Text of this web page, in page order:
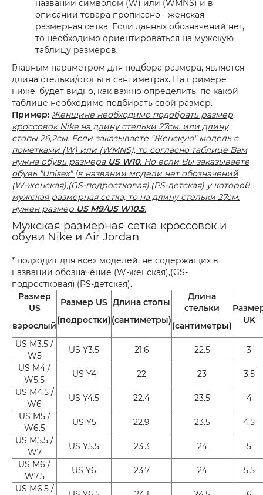
названии символом (W) или (WMNS) и в
описании товара прописано - женская
размерная сетка. Если данных обозначений нет,
то необходимо ориентироваться на мужскую
таблицу размеров.
Главным параметром для подбора размера, является
длина стельки/стопы в сантиметрах. На примере
ниже, будет видно, как важно определить, по какой
таблице необходимо подбирать свой размер.
Пример: Женщине необходимо подобрать размер
кроссовок Nike на длину стельки 27см. или длину
стопы 26,2см. Если заказываете "Женскую" модель с
пометками (W) или (WMNS), то согласно таблице Вам
нужна обувь размера US W10. Но если Вы заказываете
обувь "Unisex" (в названии модели нет обозначений
(W-женская),(GS-подростковая),(PS-детская) у которой
мужская размерная сетка, то на длину стельки 27см.
нужен размер US M9/US W10.5.
Мужская размерная сетка кроссовок и
обуви Nike и Air Jordan
* подходит для всех моделей, не содержащих в
названии обозначение (W-женская),(GS-
подростковая),(PS-детская).
Размер
US
взрослый
Размер US
(подростки)
Длина стопы
(сантиметры)
Длина
стельки
(сантиметры)
UK
US M3.5 /
W5
US Y3.5 21.6 22.5
3
US M4 /
W5.5
US Y4 22 23
3.5
US M4.5 /
W6
US Y4.5 22.4 23.5
4
US M5 /
W6.5
US Y5 22.9 23.5
4.5
US M5.5 /
W7
US Y5.5 23.3 24
5
US M6 /
W7.5
US Y6 23.7 24
5.5
US M6.5 /